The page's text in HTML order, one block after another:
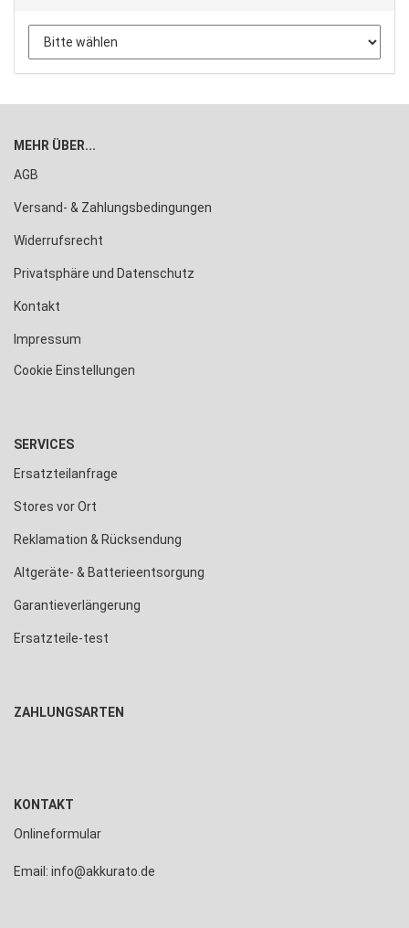
MEHR ÜBER...
AGB
Versand- & Zahlungsbedingungen
Widerrufsrecht
Privatsphäre und Datenschutz
Kontakt
Impressum
Cookie Einstellungen
SERVICES
Ersatzteilanfrage
Stores vor Ort
Reklamation & Rücksendung
Altgeräte- & Batterieentsorgung
Garantieverlängerung
Ersatzteile-test
ZAHLUNGSARTEN
KONTAKT
Onlineformular
Email: info@akkurato.de